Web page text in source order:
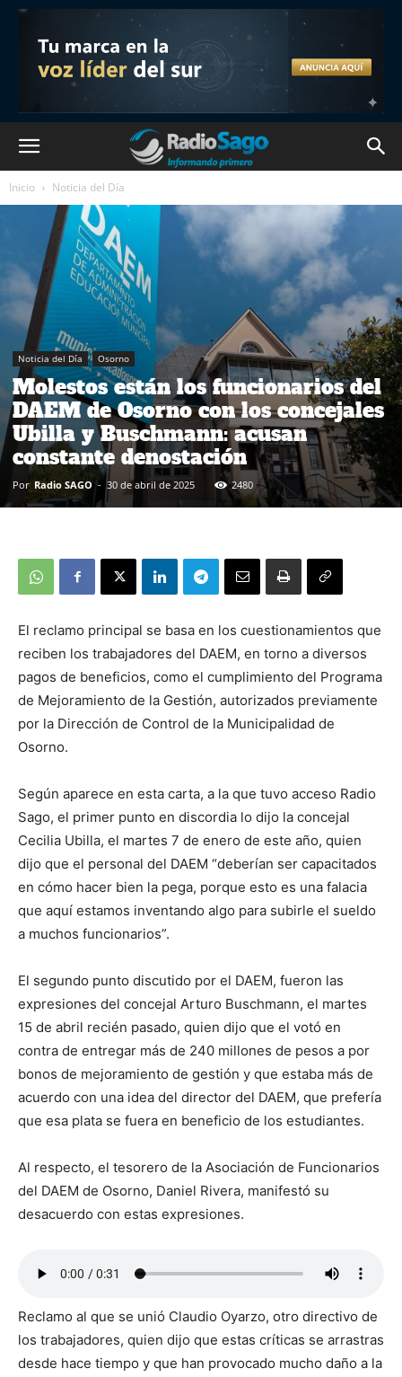
Inicio Noticia del Día
Noticia del Día Osorno
Molestos están los funcionarios del
DAEM de Osorno con los concejales
Ubilla y Buschmann: acusan
constante denostación
Por Radio SAGO - 30 de abril de 2025 2480
El reclamo principal se basa en los cuestionamientos que
reciben los trabajadores del DAEM, en torno a diversos
pagos de beneficios, como el cumplimiento del Programa
de Mejoramiento de la Gestión, autorizados previamente
por la Dirección de Control de la Municipalidad de
Osorno.
Según aparece en esta carta, a la que tuvo acceso Radio
Sago, el primer punto en discordia lo dijo la concejal
Cecilia Ubilla, el martes 7 de enero de este año, quien
dijo que el personal del DAEM “deberían ser capacitados
en cómo hacer bien la pega, porque esto es una falacia
que aquí estamos inventando algo para subirle el sueldo
a muchos funcionarios”.
El segundo punto discutido por el DAEM, fueron las
expresiones del concejal Arturo Buschmann, el martes
15 de abril recién pasado, quien dijo que el votó en
contra de entregar más de 240 millones de pesos a por
bonos de mejoramiento de gestión y que estaba más de
acuerdo con una idea del director del DAEM, que prefería
que esa plata se fuera en beneficio de los estudiantes.
Al respecto, el tesorero de la Asociación de Funcionarios
del DAEM de Osorno, Daniel Rivera, manifestó su
desacuerdo con estas expresiones.
Reclamo al que se unió Claudio Oyarzo, otro directivo de
los trabajadores, quien dijo que estas críticas se arrastras
desde hace tiempo y que han provocado mucho daño a la